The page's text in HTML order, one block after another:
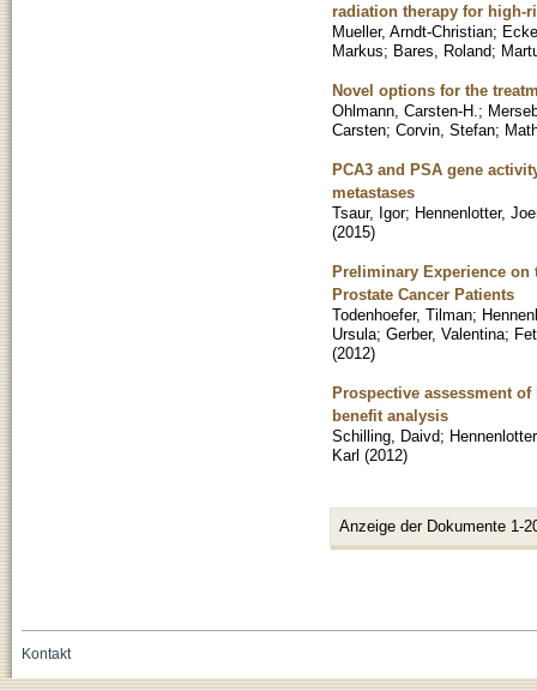
radiation therapy for high-
Mueller, Arndt-Christian;
Markus; Bares, Roland;
Novel options for the
Ohlmann, Carsten-H. ;
Carsten; Corvin, Stefan;
PCA3 and PSA gene
metastases
Tsaur, Igor; Hennenlotter,
(2015)
Preliminary Experience on
Prostate Cancer Patients
Todenhoefer, Tilman;
Ursula; Gerber, Valentina;
(2012)
Prospective assessment
benefit analysis
Schilling, Daivd;
Karl (2012)
Anzeige der Dokumente 1-
Kontakt